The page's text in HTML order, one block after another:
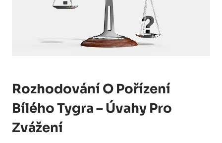
Rozhodování O​ Pořízení‍
Bílého Tygra –​ Úvahy‍ Pro​
Zvážení